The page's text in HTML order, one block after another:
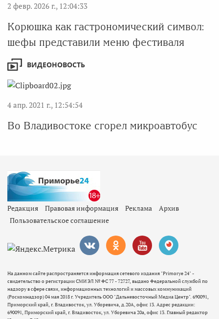
2 февр. 2026 г., 12:04:33
Корюшка как гастрономический символ:
шефы представили меню фестиваля
ВИДЕОНОВОСТЬ
4 апр. 2021 г., 12:54:54
Во Владивостоке сгорел микроавтобус
Редакция Правовая информация Реклама
Архив
Пользовательское соглашение
На данном сайте распространяется информация сетевого издания "Primorye 24" -
свидетельство о регистрации СМИ ЭЛ № ФС 77 - 72727, выдано Федеральной службой по
надзору в сфере связи, информационных технологий и массовых коммуникаций
(Роскомнадзор) 04 мая 2018 г. Учредитель ООО "Дальневосточный Медиа Центр". 690091,
Приморский край, г. Владивосток, ул. Уборевича, д.20А, офис 13. Адрес редакции:
690091, Приморский край, г. Владивосток, ул. Уборевича 20а, офис 13. Главный редактор